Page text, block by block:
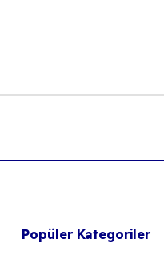
Popüler Kategoriler